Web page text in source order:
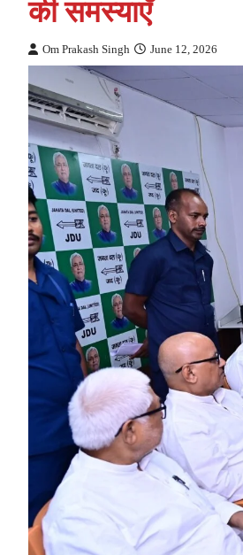
की समस्याएँ
Om Prakash Singh June 12, 2026